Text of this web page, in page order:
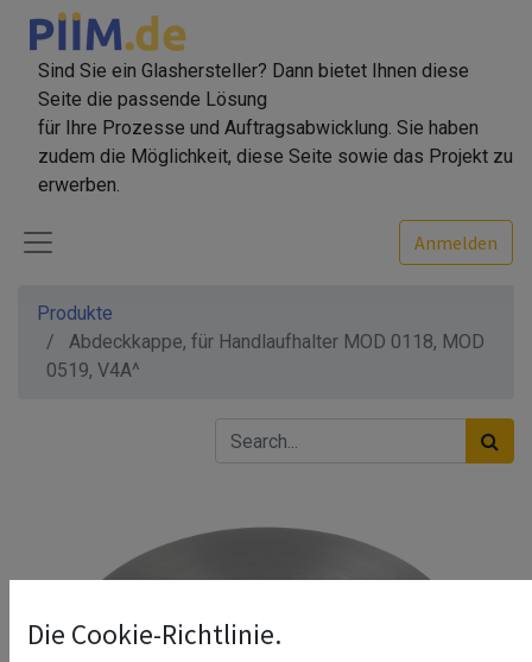
Sind Sie ein Glashersteller? Dann bietet Ihnen diese
Seite die passende Lösung
für Ihre Prozesse und Auftragsabwicklung. Sie haben
zudem die Möglichkeit, diese Seite sowie das Projekt zu
erwerben.
Anmelden
Produkte
Abdeckkappe, für Handlaufhalter MOD 0118, MOD
0519, V4A^
Die Cookie-Richtlinie.